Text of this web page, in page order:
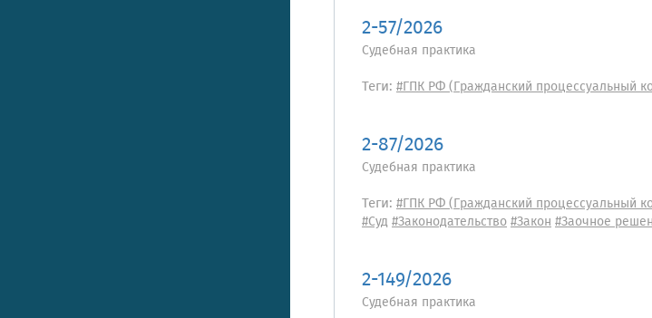
2-57/2026
Судебная практика
Теги: #ГПК РФ (Гражданский процессуальный
2-87/2026
Судебная практика
Теги: #ГПК РФ (Гражданский процессуальный
#Суд#Законодательство#Закон#Заочное
2-149/2026
Судебная практика